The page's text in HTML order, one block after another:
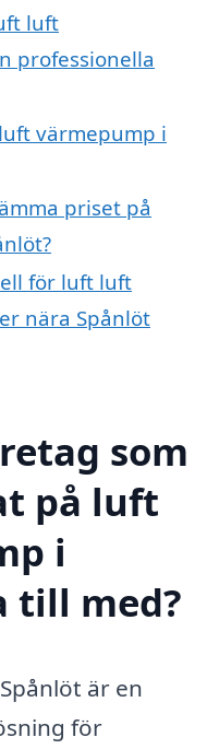
luft
professionella
värmepump i
priset på
för luft luft
nära Spånlöt
som
på luft
i
till med?
är en
för